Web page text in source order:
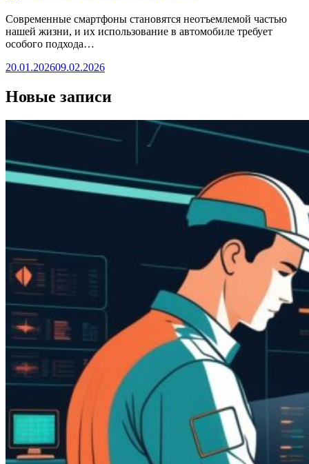
Современные смартфоны становятся неотъемлемой частью
нашей жизни, и их использование в автомобиле требует
особого подхода…
20.01.202609.02.2026
Новые записи